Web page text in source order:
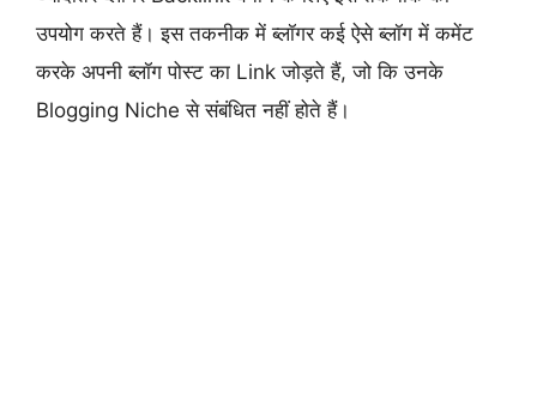
उपयोग करते हैं। इस तकनीक में ब्लॉगर कई ऐसे ब्लॉग में कमेंट
करके अपनी ब्लॉग पोस्ट का Link जोड़ते हैं, जो कि उनके
Blogging Niche से संबंधित नहीं होते हैं।